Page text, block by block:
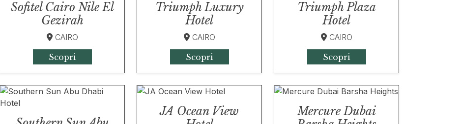
Sofitel Cairo Nile El
Gezirah
CAIRO
Scopri
Triumph Luxury
Hotel
CAIRO
Scopri
Triumph Plaza
Hotel
CAIRO
Scopri
JA Ocean View
Mercure Dubai